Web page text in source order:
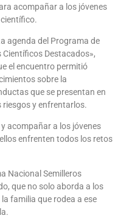
acompañar a los jóvenes
agenda del Programa de
Destacados»,
el encuentro permitió
sobre la
que se presentan en
y enfrentarlos.
acompañar a los jóvenes
enfrenten todos los retos
Nacional Semilleros
que no solo aborda a los
familia que rodea a ese